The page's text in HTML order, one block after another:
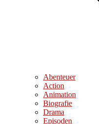
Abenteuer
Action
Animation
Biografie
Drama
Episoden